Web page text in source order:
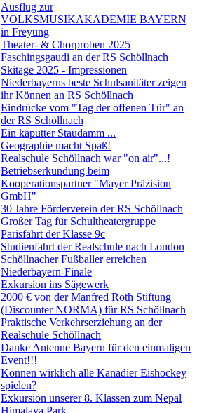
Ausflug zur
VOLKSMUSIKAKADEMIE BAYERN
in Freyung
Theater- & Chorproben 2025
Faschingsgaudi an der RS Schöllnach
Skitage 2025 - Impressionen
Niederbayerns beste Schulsanitäter zeigen
ihr Können an RS Schöllnach
Eindrücke vom "Tag der offenen Tür" an
der RS Schöllnach
Ein kaputter Staudamm ...
Geographie macht Spaß!
Realschule Schöllnach war "on air"...!
Betriebserkundung beim
Kooperationspartner "Mayer Präzision
GmbH"
30 Jahre Förderverein der RS Schöllnach
Großer Tag für Schultheatergruppe
Parisfahrt der Klasse 9c
Studienfahrt der Realschule nach London
Schöllnacher Fußballer erreichen
Niederbayern-Finale
Exkursion ins Sägewerk
2000 € von der Manfred Roth Stiftung
(Discounter NORMA) für RS Schöllnach
Praktische Verkehrserziehung an der
Realschule Schöllnach
Danke Antenne Bayern für den einmaligen
Event!!!
Können wirklich alle Kanadier Eishockey
spielen?
Exkursion unserer 8. Klassen zum Nepal
Himalaya Park